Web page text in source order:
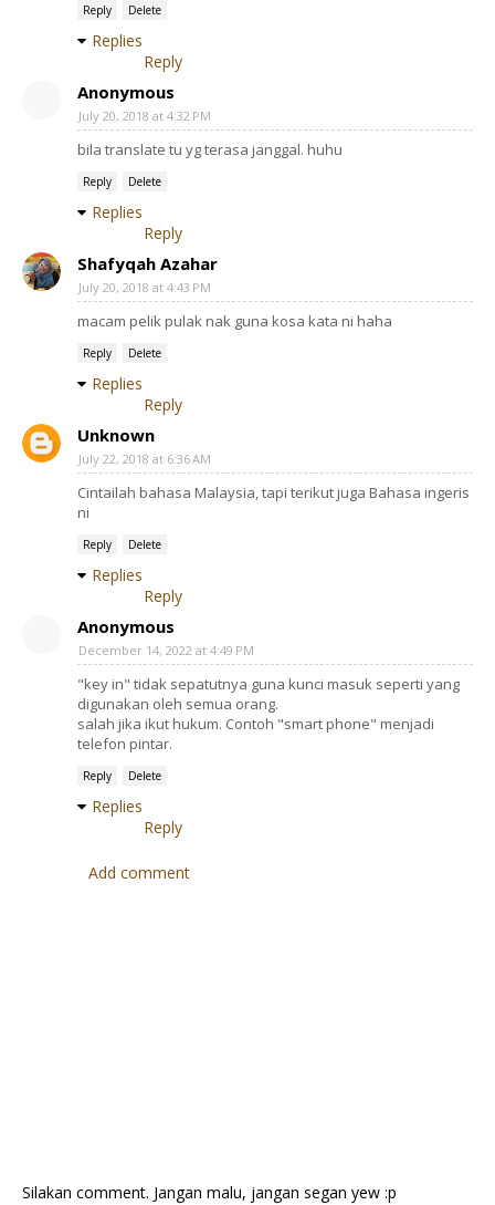
Reply Delete
Replies
Reply
Anonymous
July 20, 2018 at 4:32 PM
bila translate tu yg terasa janggal. huhu
Reply Delete
Replies
Reply
Shafyqah Azahar
July 20, 2018 at 4:43 PM
macam pelik pulak nak guna kosa kata ni haha
Reply Delete
Replies
Reply
Unknown
July 22, 2018 at 6:36 AM
Cintailah bahasa Malaysia, tapi terikut juga Bahasa ingeris
ni
Reply Delete
Replies
Reply
Anonymous
December 14, 2022 at 4:49 PM
"key in" tidak sepatutnya guna kunci masuk seperti yang
digunakan oleh semua orang.
salah jika ikut hukum. Contoh "smart phone" menjadi
telefon pintar.
Reply Delete
Replies
Reply
Add comment
Silakan comment. Jangan malu, jangan segan yew :p